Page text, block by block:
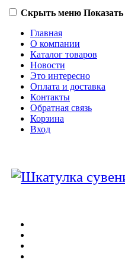
Скрыть меню
Главная
О компании
Каталог товаров
Новости
Это интересно
Оплата и доставка
Контакты
Обратная связь
Корзина
Вход